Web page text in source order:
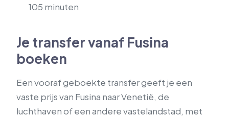
105 minuten
Je transfer vanaf Fusina
boeken
Een vooraf geboekte transfer geeft je een
vaste prijs van Fusina naar Venetië, de
luchthaven of een andere vastelandstad, met